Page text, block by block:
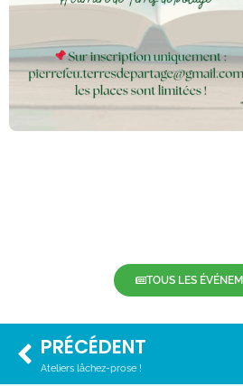
TOUS LES
PRÉCÉDENT
Ateliers lâchez-prose !